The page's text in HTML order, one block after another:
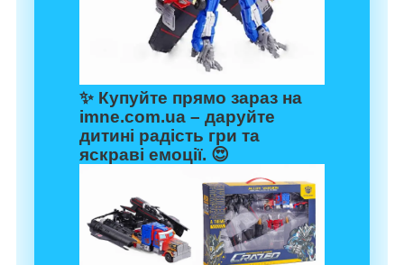
✨ Купуйте прямо зараз на
imne.com.ua – даруйте
дитині радість гри та
яскраві емоції. 😍